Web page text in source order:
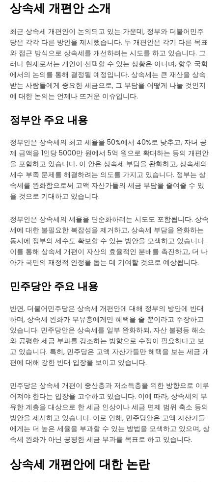
상속세 개편안 소개
최근 상속세 개편안이 논의되고 있는 가운데, 정부와 더불어민주
당은 각각 다른 방안을 제시했습니다. 두 개편안은 각기 다른 목표
와 접근 방식으로 상속세를 개선하려는 시도를 하고 있습니다. 그
러나 현재로서는 개인이 선택할 수 있는 상황은 아니며, 향후 국회
에서의 논의를 통해 결정될 예정입니다. 상속세는 큰 재산을 상속
받는 사람들에게 중요한 세금으로, 그 부담을 어떻게 나눌 것인지
에 대한 논의는 언제나 뜨거운 이슈입니다.
정부안 주요 내용
정부안은 상속세의 최고 세율을 50%에서 40%로 낮추고, 자녀 공
제 금액을 1인당 5000만 원에서 5억 원으로 확대하는 등의 개편안
을 포함하고 있습니다. 이 안은 상속세 부담을 완화하고, 상속세의
세수 부족 문제를 해결하려는 의도를 가지고 있습니다. 정부는 상
속세를 완화함으로써 고액 자산가들의 세금 부담을 줄여줄 수 있
을 것으로 기대하고 있습니다.
정부안은 상속세의 세율을 단순화하려는 시도도 포함됩니다. 상속
세에 대한 불필요한 복잡성을 제거하고, 상속세 부담을 완화하는
동시에 정부의 세수도 확보할 수 있는 방안을 모색하고 있습니다.
이를 통해 상속세 개편이 자산의 효율적인 분배를 촉진하고, 더 나
아가 국민의 재정적 안정을 돕는 데 기여할 것으로 예상됩니다.
민주당안 주요 내용
반면, 더불어민주당은 상속세 개편안에 대해 정부의 방안에 반대
하며, 상속세 완화가 부유층에게만 혜택을 줄 뿐이라고 주장하고
있습니다. 민주당안은 상속세를 일부 완화하되, 자산 불평등 해소
와 공평한 세금 부과를 강조하는 방향으로 수정이 필요하다고 보
고 있습니다. 특히, 민주당은 고액 자산가들만 혜택을 보는 세금 개
편에 대해 강한 반대 입장을 보이고 있습니다.
민주당은 상속세 개편이 중산층과 저소득층을 위한 방향으로 이루
어져야 한다는 입장을 고수하고 있습니다. 이에 따라, 상속세의 부
유한 계층을 대상으로 한 세금 인상이나 세금 면제 범위 축소 등의
방안을 제시하고 있습니다. 이로 인해, 민주당안은 고액 자산가들
에게는 더 높은 세율을 부과할 수 있는 방법을 모색하고 있으며, 상
속세 완화가 아닌 공평한 세금 부과를 목표로 하고 있습니다.
상속세 개편안에 대한 논란